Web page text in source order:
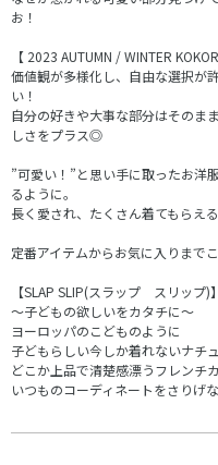
お！
【 2023 AUTUMN / WINTER
価値観が多様化し、自由な選択が
い！
自分の好きや大事な部分はそのま
しさをプラス◎
”可愛い！”と思い手に取ったお洋
るように。
長く愛され、たくさん着てもらえ
定番アイテムからお気に入りまで
【SLAP SLIP(スラップ スリップ)】
～子どもの欲しいをカタチに～
ヨーロッパのこどものように
子どもらしい今しか着れないナチ
どこか上品で清楚感漂うフレンチ
いつものコーディネートをさりげ